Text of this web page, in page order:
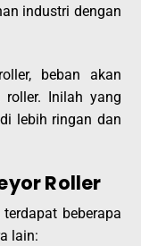
industri dengan
beban akan
Inilah yang
lebih ringan dan
Roller
beberapa
lain: